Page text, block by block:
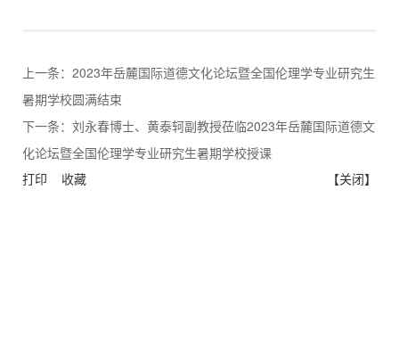
上一条：2023年岳麓国际道德文化论坛暨全国伦理学专业研究生
暑期学校圆满结束
下一条：刘永春博士、黄泰轲副教授莅临2023年岳麓国际道德文
化论坛暨全国伦理学专业研究生暑期学校授课
【关闭】
打印 收藏